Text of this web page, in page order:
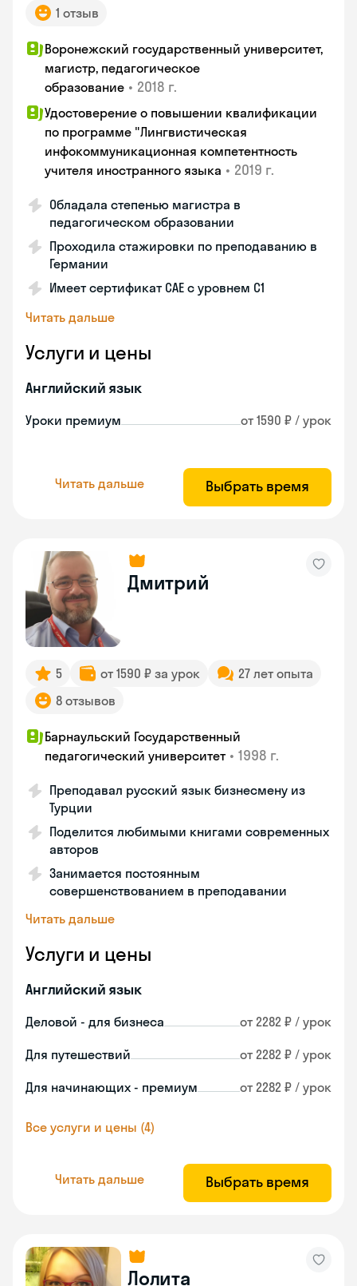
1 отзыв
Воронежский государственный университет,
магистр, педагогическое
образование • 2018 г.
Удостоверение о повышении квалификации
по программе "Лингвистическая
инфокоммуникационная компетентность
учителя иностранного языка • 2019 г.
Обладала степенью магистра в
педагогическом образовании
Проходила стажировки по преподаванию в
Германии
Имеет сертификат САЕ с уровнем С1
Читать дальше
Услуги и цены
Английский язык
Уроки премиум от 1590 ₽ / урок
Читать дальше Выбрать время
Дмитрий
5 от 1590 ₽ за урок
27 лет опыта
8 отзывов
Барнаульский Государственный
педагогический университет • 1998 г.
Преподавал русский язык бизнесмену из
Турции
Поделится любимыми книгами современных
авторов
Занимается постоянным
совершенствованием в преподавании
Читать дальше
Услуги и цены
Английский язык
Деловой - для бизнеса от 2282 ₽ / урок
Для путешествий от 2282 ₽ / урок
Для начинающих - премиум от 2282 ₽ / урок
Все услуги и цены (4)
Читать дальше Выбрать время
Лолита